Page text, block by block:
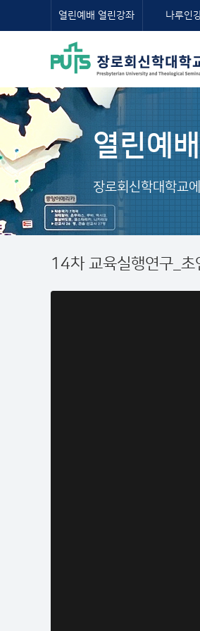
열린예배 열린강좌 나루인
열린예
장로회신학대학교
14차 교육실행연구_초